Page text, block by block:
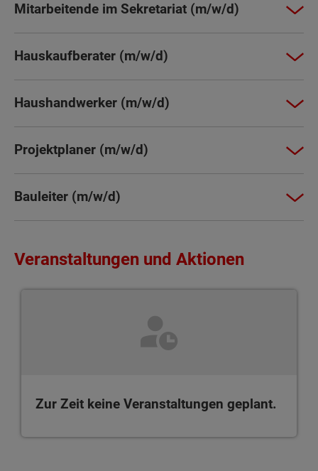
Mitarbeitende im Sekretariat (m/w/d)
Hauskaufberater (m/w/d)
Haushandwerker (m/w/d)
Projektplaner (m/w/d)
Bauleiter (m/w/d)
Veranstaltungen und Aktionen
Zur Zeit keine Veranstaltungen geplant.